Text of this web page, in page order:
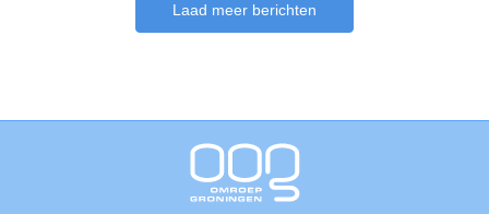
Laad meer berichten